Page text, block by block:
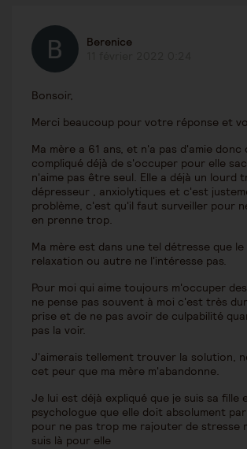
Berenice
Bonsoir,
Merci beaucoup pour votre réponse et
Ma mère a 61 ans, et n'a pas d'amie donc
compliqué déjà de s'occuper pour elle
n'aime pas être seul. Elle a déjà un lourd
dépresseur , anxiolytiques et c'est
problème, c'est qu'il faut surveiller pour
en prenne trop.
Ma mère est dans une tel détresse que le
relaxation ou autre ne l'intéresse pas.
Pour moi qui aime toujours m'occuper
ne pense pas souvent à moi c'est très
prise et de ne pas avoir de culpabilité
pas la voir.
J'aimerais tellement trouver la solution,
cet peur que ma mère m'abandonne.
Je lui est déjà expliqué que je suis sa fille
psychologue que elle doit absolument
pour ne pas trop me rajouter de stresse
suis là pour elle